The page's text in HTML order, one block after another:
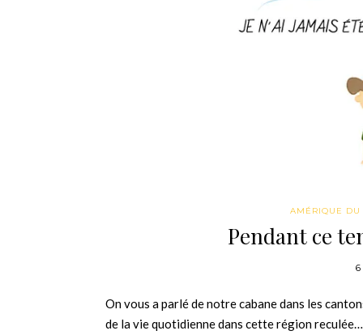
AMÉRIQUE DU
Pendant ce
On vous a parlé de notre cabane dans les
de la vie quotidienne dans cette région